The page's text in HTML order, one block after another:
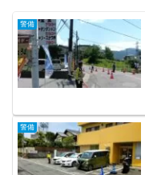
警備
警備